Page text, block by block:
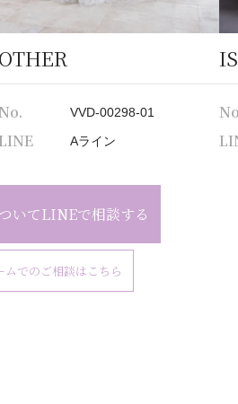
OTHER
No. VVD-00298-01
Aライン
いてLINEで相談する
ムでのご相談はこちら